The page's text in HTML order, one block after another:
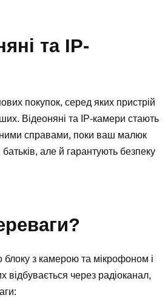
та IP-
покупок, серед яких пристрій
Відеоняні та IP-камери стають
справами, поки ваш малюк
але й гарантують безпеку
блоку з камерою та мікрофоном і
відбувається через радіоканал,